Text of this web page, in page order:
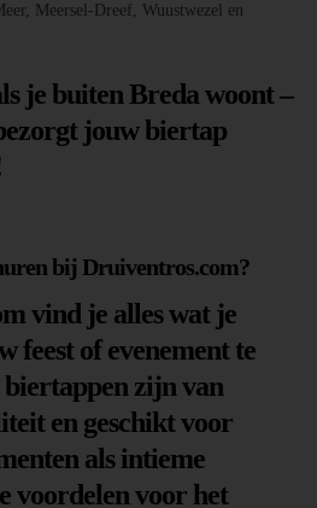
Meersel-Dreef, Wuustwezel en
je buiten Breda woont –
jouw biertap
bij Druiventros.com?
vind je alles wat je
feest of evenement te
biertappen zijn van
en geschikt voor
als intieme
voordelen voor het